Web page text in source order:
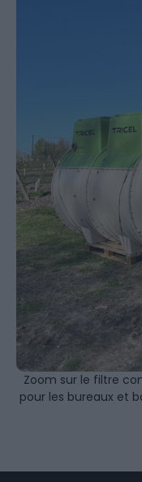
Zoom sur le filtre
pour les bureaux et